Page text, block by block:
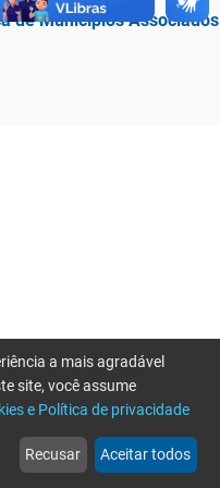
de Municípios Associados
web
Notícias
more_horiz
Mais
a mais agradável
site, você assume
e Política de privacidade
Recusar Aceitar todos
tente novamente